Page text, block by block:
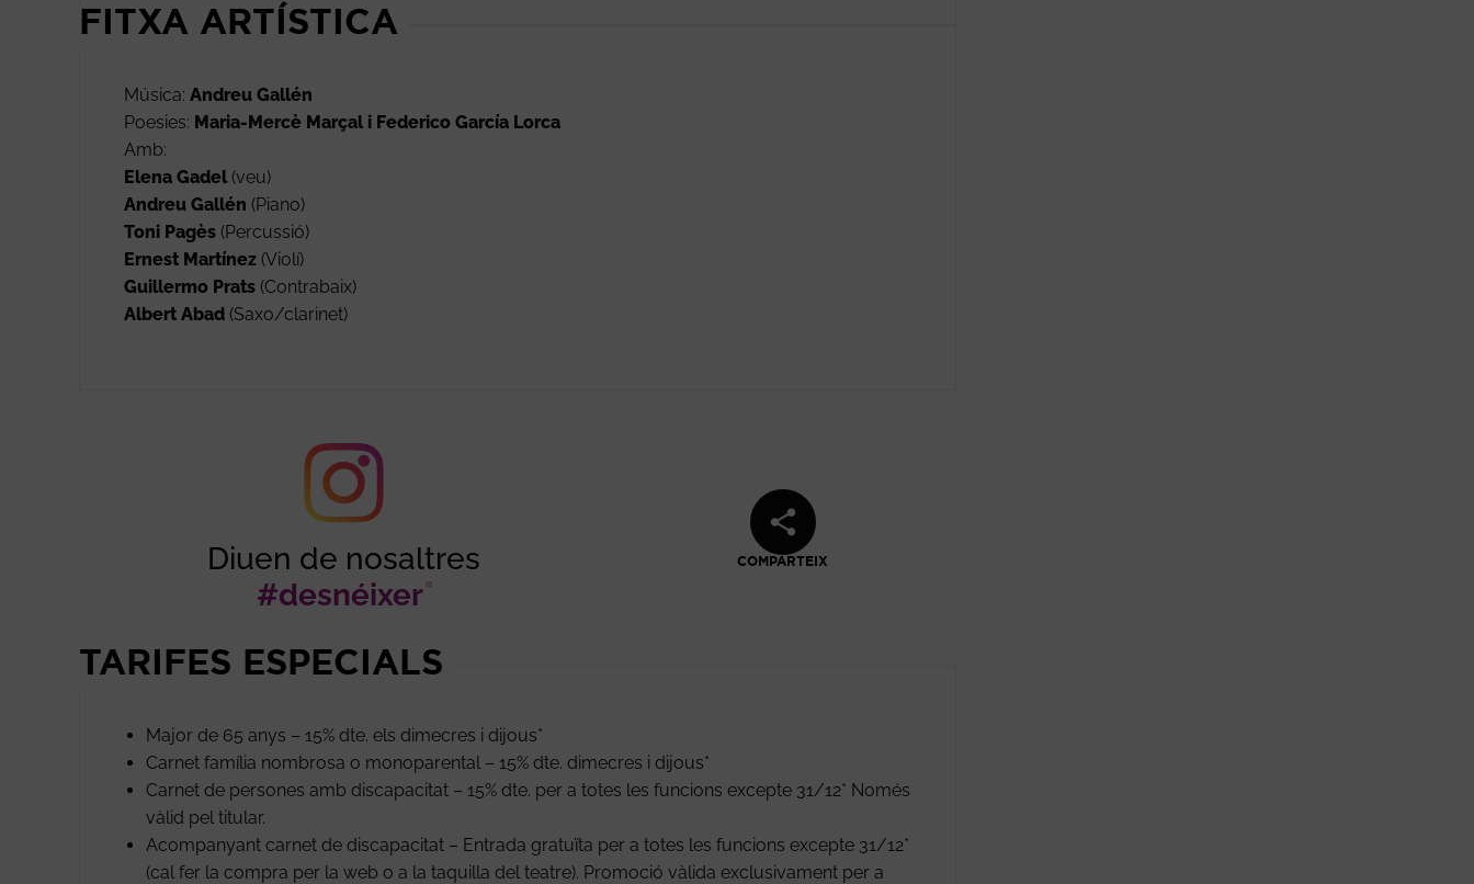
FITXA ARTÍSTICA
Música: Andreu Gallén
Poesies: Maria-Mercè Marçal i Federico García Lorca
Amb:
Elena Gadel (veu)
Andreu Gallén (Piano)
Toni Pagès (Percussió)
Ernest Martínez (Violí)
Guillermo Prats (Contrabaix)
Albert Abad (Saxo/clarinet)
Diuen de nosaltres
#desnéixer
COMPARTEIX
TARIFES ESPECIALS
Major de 65 anys – 15% dte. els dimecres i dijous*
Carnet família nombrosa o monoparental – 15% dte. dimecres i dijous*
Carnet de persones amb discapacitat – 15% dte. per a totes les funcions excepte 31/12* Només
vàlid pel titular.
Acompanyant carnet de discapacitat – Entrada gratuïta per a totes les funcions excepte 31/12*
(cal fer la compra per la web o a la taquilla del teatre). Promoció vàlida exclusivament per a